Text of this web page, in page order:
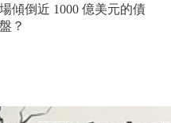
傾倒近 1000 億美元的債
？